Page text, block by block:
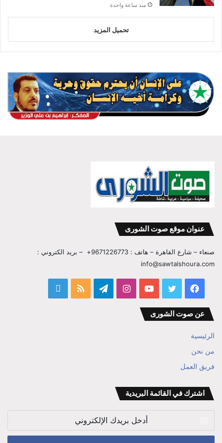
منذ ساعة واحدة
تحميل المزيد
عنوان موقع صوت الشورى
صنعاء – شارع القاهرة – هاتف : 9671226773+ – بريد الكتروني :
info@sawtalshoura.com
فيسبوك تويتر يوتيوبانستقرامتيلقرامملخص
عن صوت الشورى
الرئيسية
من نحن
فريق العمل
اشترك في القائمة البريدية
الإلكتروني